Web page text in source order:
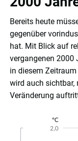
Bereits heute
gegenüber
hat. Mit Blick auf
vergangenen 2000
in diesem
wird auch sichtbar,
Veränderung